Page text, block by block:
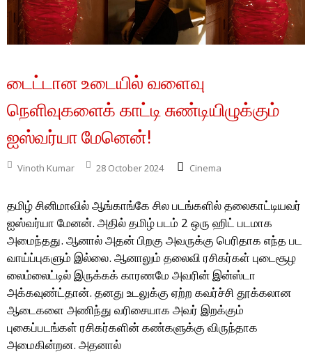
டைட்டான உடையில் வளைவு
நெளிவுகளைக் காட்டி சுண்டியிழுக்கும்
ஐஸ்வர்யா மேனென்!
Vinoth Kumar 28 October 2024 Cinema
தமிழ் சினிமாவில் ஆங்காங்கே சில படங்களில் தலைகாட்டியவர்
ஐஸ்வர்யா மேனன். அதில் தமிழ் படம் 2 ஒரு ஹிட் படமாக
அமைந்தது. ஆனால் அதன் பிறகு அவருக்கு பெரிதாக எந்த பட
வாய்ப்புகளும் இல்லை. ஆனாலும் தலைவி ரசிகர்கள் புடைசூழ
லைம்லைட்டில் இருக்கக் காரணமே அவரின் இன்ஸ்டா
அக்கவுண்ட்தான். தனது உடலுக்கு ஏற்ற கவர்ச்சி தூக்கலான
ஆடைகளை அணிந்து வரிசையாக அவர் இறக்கும்
புகைப்படங்கள் ரசிகர்களின் கண்களுக்கு விருந்தாக
அமைகின்றன. அதனால்